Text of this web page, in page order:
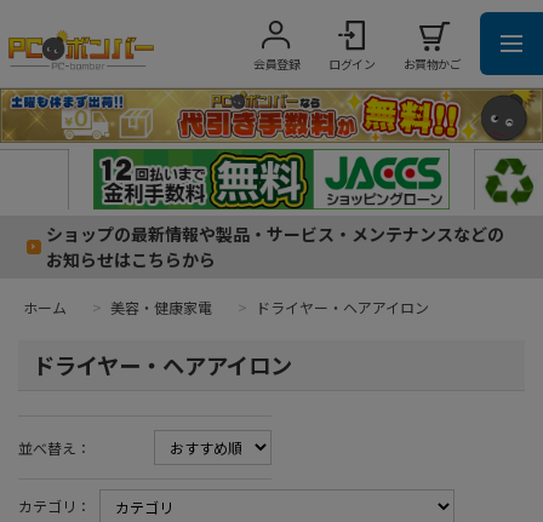
会員登録 ログイン お買物かご
ショップの最新情報や製品・サービス・メンテナンスなどの
お知らせはこちらから
ホーム > 美容・健康家電 > ドライヤー・ヘアアイロン
ドライヤー・ヘアアイロン
並べ替え：
カテゴリ：